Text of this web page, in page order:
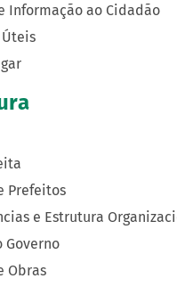
Informação ao Cidadão
Prefeitos
e Estrutura
Governo
Obras